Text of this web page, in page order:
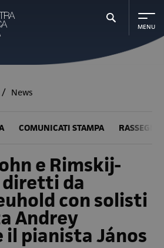
/ News
COMUNICATI STAMPA
e Rimskij-
da
con solisti
Andrey
il pianista János